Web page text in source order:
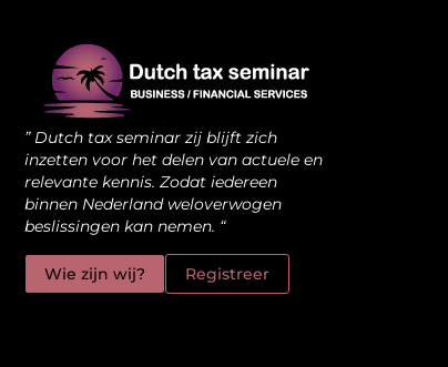
” Dutch tax seminar zij blijft zich
inzetten voor het delen van actuele en
relevante kennis. Zodat iedereen
binnen Nederland weloverwogen
beslissingen kan nemen. “
Wie zijn wij? Registreer